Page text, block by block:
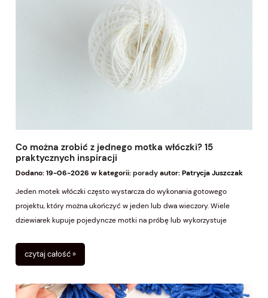
Co można zrobić z jednego motka włóczki? 15
praktycznych inspiracji
Dodano:19-06-2026 w kategorii:poradyautor:Patrycja Juszczak
Jeden motek włóczki często wystarcza do wykonania gotowego
projektu, który można ukończyć w jeden lub dwa wieczory. Wiele
dziewiarek kupuje pojedyncze motki na próbę lub wykorzystuje
pozwala maksymalnie wykorzystać materiał i uniknąć niepotrzebnych
wydatków.
czytaj całość »